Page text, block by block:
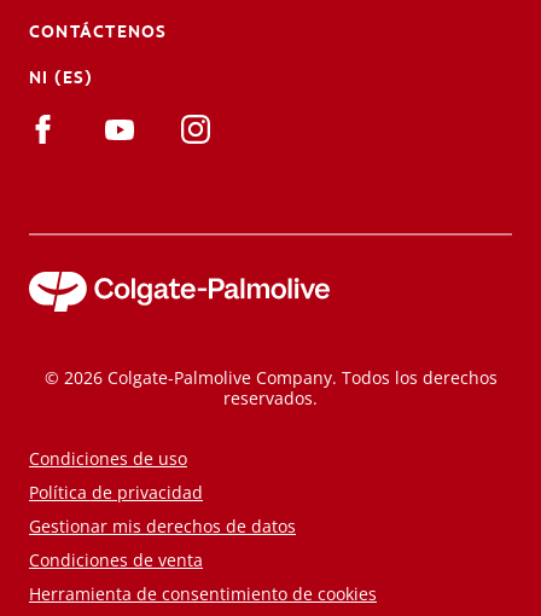
CONTÁCTENOS
NI (ES)
© 2026 Colgate-Palmolive Company. Todos los derechos
reservados.
Condiciones de uso
Política de privacidad
Gestionar mis derechos de datos
Condiciones de venta
Herramienta de consentimiento de cookies